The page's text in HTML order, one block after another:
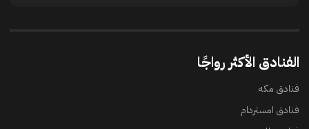
الفنادق الأكثر رواجًا
فنادق مكه
فنادق امستردام